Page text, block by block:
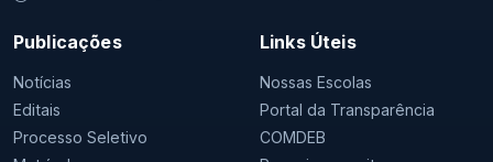
Publicações
Notícias
Editais
Processo Seletivo
Links Úteis
Nossas Escolas
Portal da Transparência
COMDEB